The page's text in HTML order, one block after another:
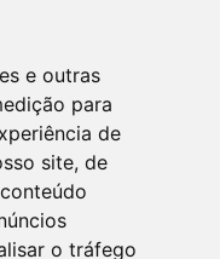
e outras
para
de
site, de
o tráfego
Contabilidade
Contabilidade
do SFN
Padronizado
- Subdivisões